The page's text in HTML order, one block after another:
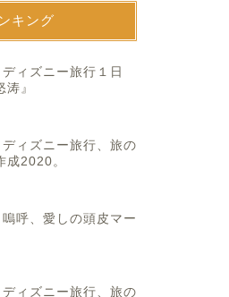
子育て
初めての4人の父の日。
キング
ィズニー旅行１日
涛』
ィズニー旅行、旅の
成2020。
呼、愛しの頭皮マー
ィズニー旅行、旅の